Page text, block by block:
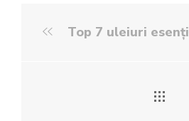
Top 7 uleiuri esențiale